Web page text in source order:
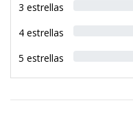
3 estrellas
4 estrellas
5 estrellas